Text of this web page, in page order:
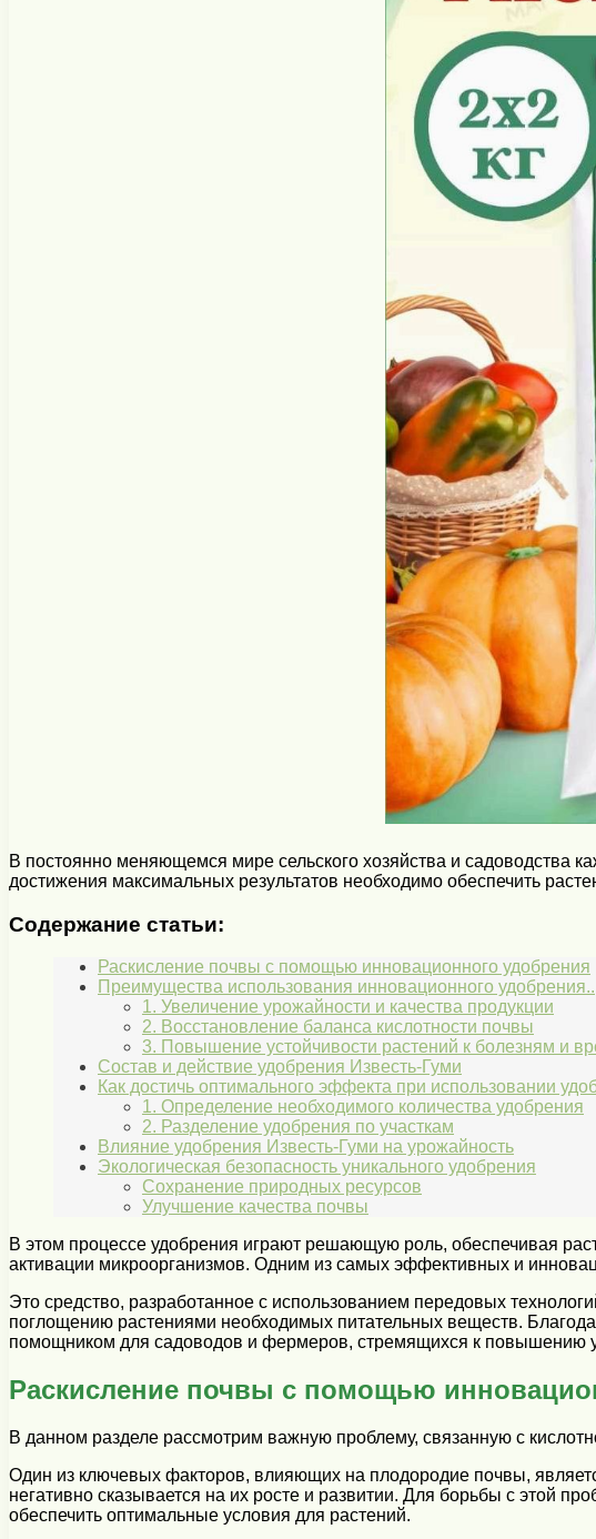
В постоянно меняющемся мире сельского хозяйства и садоводства
достижения максимальных результатов необходимо обеспечить
Содержание статьи:
Раскисление почвы с помощью инновационного удобрения
Преимущества использования инновационного удобрения..
1. Увеличение урожайности и качества продукции
2. Восстановление баланса кислотности почвы
3. Повышение устойчивости растений к болезням и
Состав и действие удобрения Известь-Гуми
Как достичь оптимального эффекта при использовании
1. Определение необходимого количества удобрения
2. Разделение удобрения по участкам
Влияние удобрения Известь-Гуми на урожайность
Экологическая безопасность уникального удобрения
Сохранение природных ресурсов
Улучшение качества почвы
В этом процессе удобрения играют решающую роль, обеспечивая
активации микроорганизмов. Одним из самых эффективных и
Это средство, разработанное с использованием передовых
поглощению растениями необходимых питательных веществ.
помощником для садоводов и фермеров, стремящихся к повышению
Раскисление почвы с помощью
В данном разделе рассмотрим важную проблему, связанную с
Один из ключевых факторов, влияющих на плодородие почвы,
негативно сказывается на их росте и развитии. Для борьбы с этой
обеспечить оптимальные условия для растений.